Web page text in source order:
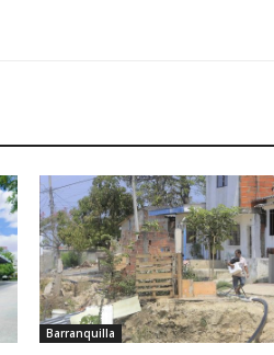
Barranquilla